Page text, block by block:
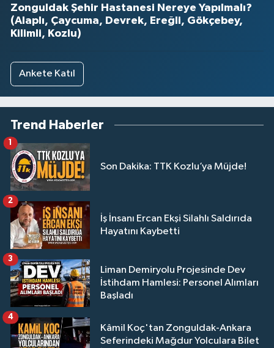
Zonguldak Şehir Hastanesi Nereye Yapılmalı?
(Alaplı, Çaycuma, Devrek, Ereğli, Gökçebey,
Kilimli, Kozlu)
Ankete Katıl
Trend Haberler
Son Dakika: TTK Kozlu’ya Müjde!
1
İş İnsanı Ercan Ekşi Silahlı Saldırıda
Hayatını Kaybetti
2
Liman Demiryolu Projesinde Dev
İstihdam Hamlesi: Personel Alımları
Başladı
3
Kâmil Koç'tan Zonguldak-Ankara
Seferindeki Mağdur Yolculara Bilet
4